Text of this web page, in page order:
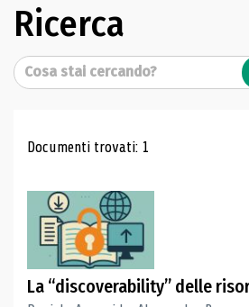
Ricerca
Cerca
Risultati di
Documenti trovati: 1
La “discoverability” delle